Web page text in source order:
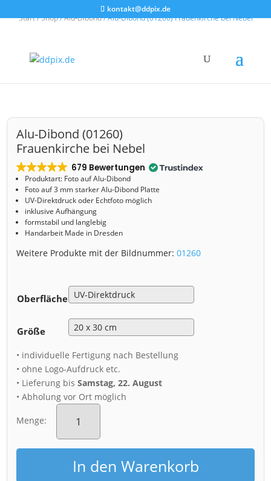
kontakt@ddpix.de
Start/Shop/Alu-Dibond/ Alu-Dibond (01260) Frauenkirche bei Nebel
Alu-Dibond (01260)
Frauenkirche bei Nebel
679 Bewertungen
Produktart: Foto auf Alu-Dibond
Foto auf 3 mm starker Alu-Dibond Platte
UV-Direktdruck oder Echtfoto möglich
inklusive Aufhängung
formstabil und langlebig
Handarbeit Made in Dresden
Weitere Produkte mit der Bildnummer:01260
Oberfläche
Größe
• individuelle Fertigung nach Bestellung
• ohne Logo-Aufdruck etc.
• Lieferung bisSamstag, 22. August
• Abholung vor Ort möglich
Menge:
Alu-
Dibond
Frauenkirche
bei
Nebel
MengeIn den Warenkorb